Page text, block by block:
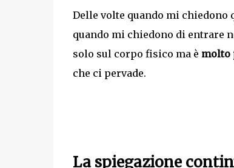
Delle volte quando mi chiedono
quando mi chiedono di entrare
solo sul corpo fisico ma è molto
che ci pervade.
La spiegazione